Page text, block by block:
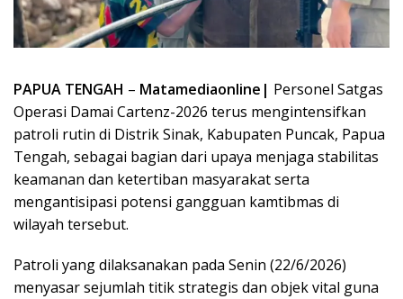
PAPUA TENGAH – Matamediaonline| Personel Satgas
Operasi Damai Cartenz-2026 terus mengintensifkan
patroli rutin di Distrik Sinak, Kabupaten Puncak, Papua
Tengah, sebagai bagian dari upaya menjaga stabilitas
keamanan dan ketertiban masyarakat serta
mengantisipasi potensi gangguan kamtibmas di
wilayah tersebut.
Patroli yang dilaksanakan pada Senin (22/6/2026)
menyasar sejumlah titik strategis dan objek vital guna